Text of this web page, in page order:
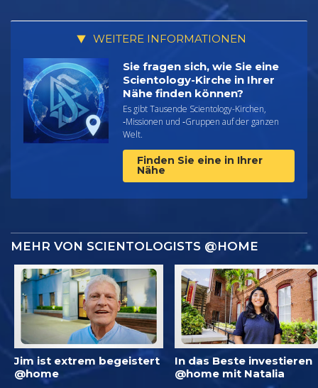
WEITERE INFORMATIONEN
Sie fragen sich, wie Sie eine
Scientology-Kirche in Ihrer
Nähe finden können?
Es gibt Tausende Scientology-Kirchen,
‑Missionen und ‑Gruppen auf der ganzen
Welt.
Finden Sie eine in Ihrer
Nähe
MEHR VON SCIENTOLOGISTS @HOME
Jim ist extrem begeistert
@home
In das Beste investieren
@home mit Natalia